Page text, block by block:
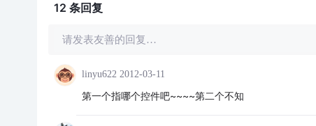
12 条回复
请发表友善的回复…
linyu622 2012-03-11
第一个指哪个控件吧~~~~第二个不知